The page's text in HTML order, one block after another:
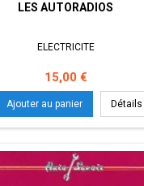
LES AUTORADIOS
ELECTRICITE
Prix
15,00 €
Ajouter au panier Détails